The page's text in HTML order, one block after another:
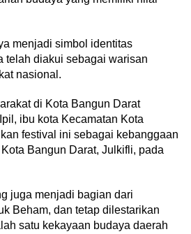
menjadi simbol identitas
telah diakui sebagai warisan
nasional.
di Kota Bangun Darat
ibu kota Kecamatan Kota
festival ini sebagai kebanggaan
Bangun Darat, Julkifli, pada
juga menjadi bagian dari
Beham, dan tetap dilestarikan
satu kekayaan budaya daerah